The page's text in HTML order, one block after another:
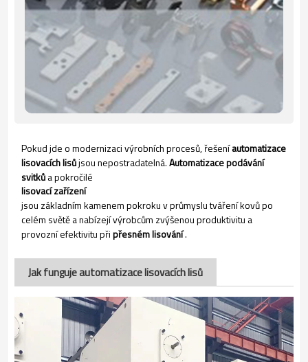
Pokud jde o modernizaci výrobních procesů, řešeníautomatizace
lisovacích lisůjsou nepostradatelná.Automatizace podávání
svitkůa pokročilé
lisovací zařízení
jsou základním kamenem pokroku v průmyslu tváření kovů po
celém světě a nabízejí výrobcům zvýšenou produktivitu a
provozní efektivitu připřesném lisování.
Jak funguje automatizace lisovacích lisů